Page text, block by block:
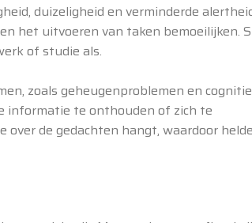
duizeligheid en verminderde
het uitvoeren van taken bemoeilijken.
of studie als.
zoals geheugenproblemen en
informatie te onthouden of zich te
de gedachten hangt, waardoor